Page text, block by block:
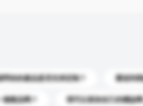
問你的產品是否支持定制？ 運送到
樣品嗎？ 我可以添加自己的標誌嗎